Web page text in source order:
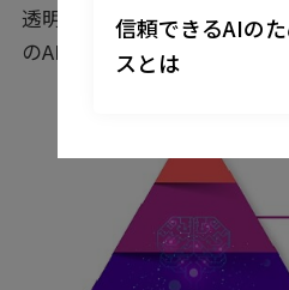
透明性の義務を求めます。
のAIは特段の規制を設けませ
信頼できるAIの
スとは